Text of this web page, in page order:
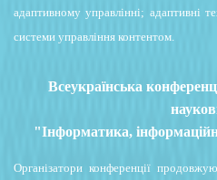
адаптивному управлінні; адаптивні
системи управління контентом.
Всеукраїнська
"Інформатика,
Організатори конференції